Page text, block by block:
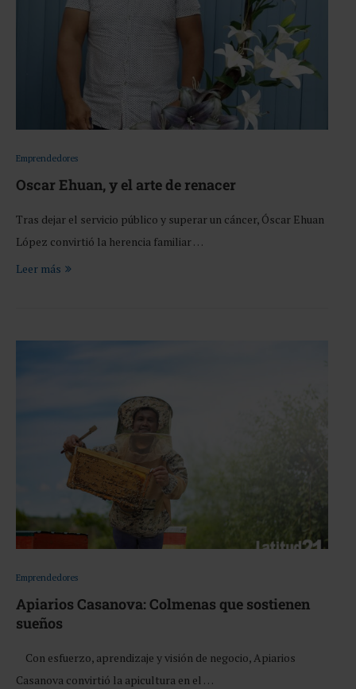
Emprendedores
Oscar Ehuan, y el arte de renacer
Tras dejar el servicio público y superar un cáncer, Óscar Ehuan
López convirtió la herencia familiar …
Leer más
Emprendedores
Apiarios Casanova: Colmenas que sostienen
sueños
Con esfuerzo, aprendizaje y visión de negocio, Apiarios
Casanova convirtió la apicultura en el …